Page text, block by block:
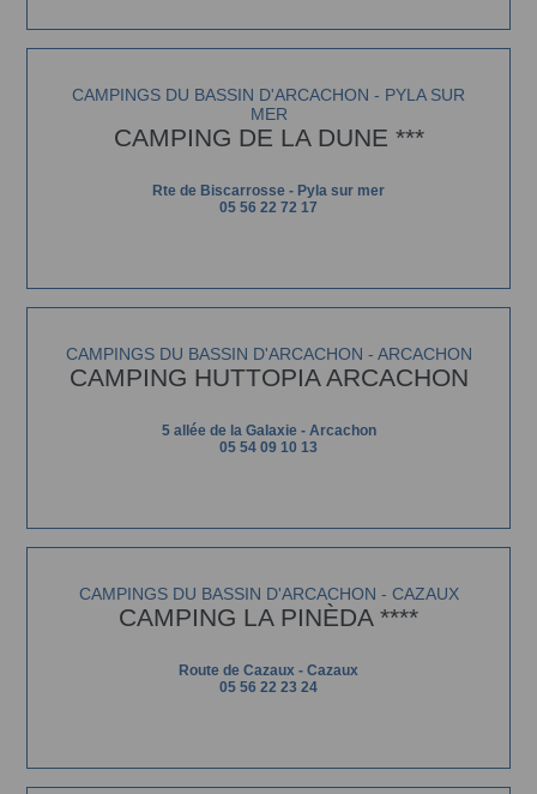
CAMPINGS DU BASSIN D'ARCACHON - PYLA SUR
MER
CAMPING DE LA DUNE ***
Rte de Biscarrosse - Pyla sur mer
05 56 22 72 17
CAMPINGS DU BASSIN D'ARCACHON - ARCACHON
CAMPING HUTTOPIA ARCACHON
5 allée de la Galaxie - Arcachon
05 54 09 10 13
CAMPINGS DU BASSIN D'ARCACHON - CAZAUX
CAMPING LA PINÈDA ****
Route de Cazaux - Cazaux
05 56 22 23 24